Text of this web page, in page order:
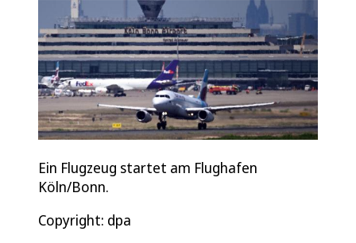
Ein Flugzeug startet am Flughafen
Köln/Bonn.
Copyright: dpa